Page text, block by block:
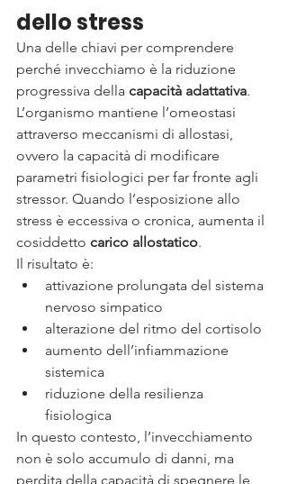
dello stress
Una delle chiavi per comprendere
perché invecchiamo è la riduzione
progressiva della capacità adattativa.
L’organismo mantiene l’omeostasi
attraverso meccanismi di allostasi,
ovvero la capacità di modificare
parametri fisiologici per far fronte agli
stressor. Quando l’esposizione allo
stress è eccessiva o cronica, aumenta il
cosiddetto carico allostatico.
Il risultato è:
attivazione prolungata del sistema
nervoso simpatico
alterazione del ritmo del cortisolo
aumento dell’infiammazione
sistemica
riduzione della resilienza
fisiologica
In questo contesto, l’invecchiamento
non è solo accumulo di danni, ma
perdita della capacità di spegnere le